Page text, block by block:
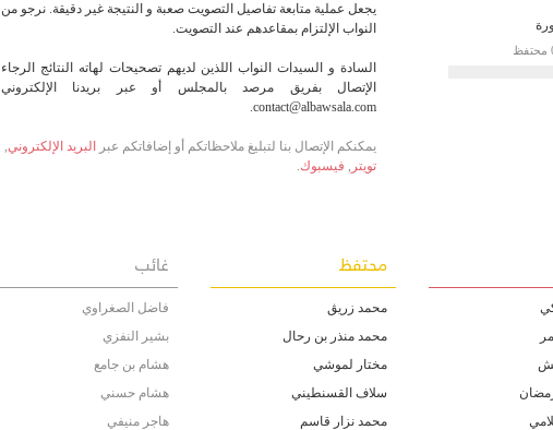
يجعل عملية متابعة تفاصيل التصويت صعبة و النتيجة غير دقيقة. نرجو من
النواب الإلتزام بمقاعدهم عند التصويت.
السادة و السيدات النواب اللذين لديهم تصحيحات لهاته النتائج الرجاء
الإتصال بفريق مرصد بالمجلس أو عبر بريدنا الإلكتروني
contact@albawsala.com.
يمكنكم الإتصال بنا لتبليغ ملاحظاتكم أو إضافاتكم عبر البريد الإلكتروني,
تويتر , فيسبوك.
محتفظ
محمد زريڨ
محمد منذر بن رحال
مختار لموشي
سلاف القسنطيني
محمد نزار قاسم
غائب
فاضل الصغراوي
بشير النفزي
هشام بن جامع
هشام حسني
هاجر منيفي